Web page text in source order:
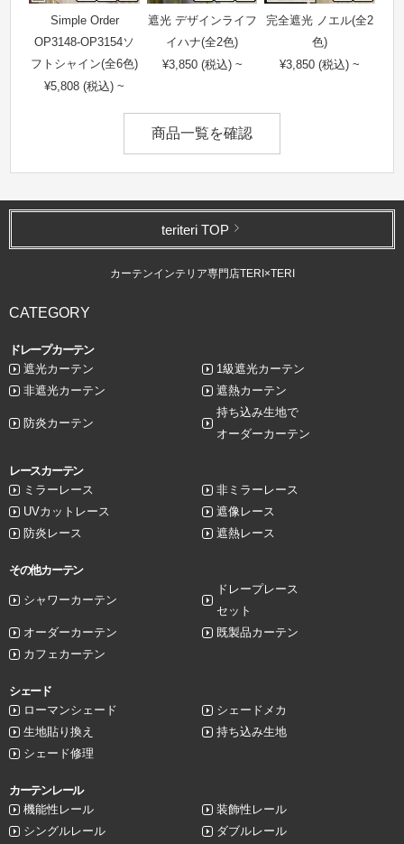
Simple Order
OP3148-OP3154ソ
フトシャイン(全6色)
¥5,808 (税込) ~
遮光 デザインライフ
イハナ(全2色)
¥3,850 (税込) ~
完全遮光 ノエル(全2
色)
¥3,850 (税込) ~
商品一覧を確認
teriteri TOP
カーテンインテリア専門店TERI×TERI
CATEGORY
ドレープカーテン
遮光カーテン
1級遮光カーテン
非遮光カーテン
遮熱カーテン
防炎カーテン
持ち込み生地で
オーダーカーテン
レースカーテン
ミラーレース
非ミラーレース
UVカットレース
遮像レース
防炎レース
遮熱レース
その他カーテン
シャワーカーテン
ドレープレース
セット
オーダーカーテン
既製品カーテン
カフェカーテン
シェード
ローマンシェード
シェードメカ
生地貼り換え
持ち込み生地
シェード修理
カーテンレール
機能性レール
装飾性レール
シングルレール
ダブルレール